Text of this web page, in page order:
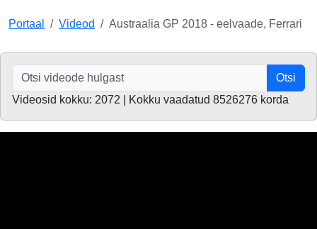
Portaal Videod Austraalia GP 2018 - eelvaade, Ferrari
Otsi
Videosid kokku: 2072 | Kokku vaadatud 8526276 korda